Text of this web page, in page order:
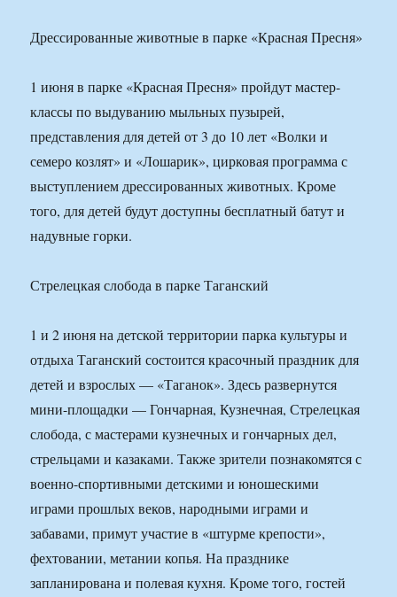
Дрессированные животные в парке «Красная Пресня»
1 июня в парке «Красная Пресня» пройдут мастер-
классы по выдуванию мыльных пузырей,
представления для детей от 3 до 10 лет «Волки и
семеро козлят» и «Лошарик», цирковая программа с
выступлением дрессированных животных. Кроме
того, для детей будут доступны бесплатный батут и
надувные горки.
Стрелецкая слобода в парке Таганский
1 и 2 июня на детской территории парка культуры и
отдыха Таганский состоится красочный праздник для
детей и взрослых — «Таганок». Здесь развернутся
мини-площадки — Гончарная, Кузнечная, Стрелецкая
слобода, с мастерами кузнечных и гончарных дел,
стрельцами и казаками. Также зрители познакомятся с
военно-спортивными детскими и юношескими
играми прошлых веков, народными играми и
забавами, примут участие в «штурме крепости»,
фехтовании, метании копья. На празднике
запланирована и полевая кухня. Кроме того, гостей